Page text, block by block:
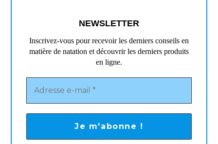
nouvel
nouvel
NEWSLETTER
Inscrivez-vous pour recevoir les derniers conseils en
matière de natation et découvrir les derniers produits
en ligne.